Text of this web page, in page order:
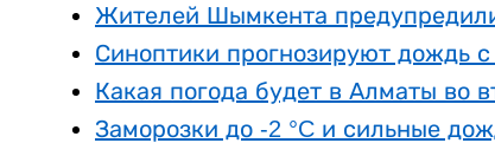
Жителей Шымкента
Синоптики прогнозируют дождь
Какая погода будет в Алматы во
Заморозки до -2 °C и сильные